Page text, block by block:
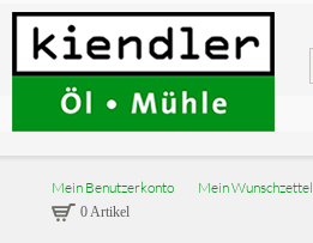
Mein Benutzerkonto Mein Wunschzettel
0 Artikel